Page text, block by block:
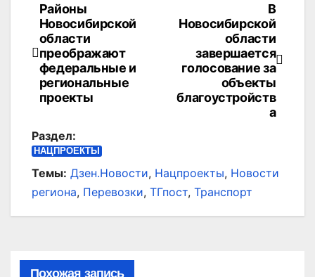
Навигация
по
записям
В
Новосибирской
области
завершается
голосование за
объекты
благоустройств
а
Районы
Новосибирской
области
преображают
федеральные и
региональные
проекты
Раздел:
НАЦПРОЕКТЫ
Темы: Дзен.Новости, Нацпроекты, Новости
региона, Перевозки, ТГпост, Транспорт
Похожая запись